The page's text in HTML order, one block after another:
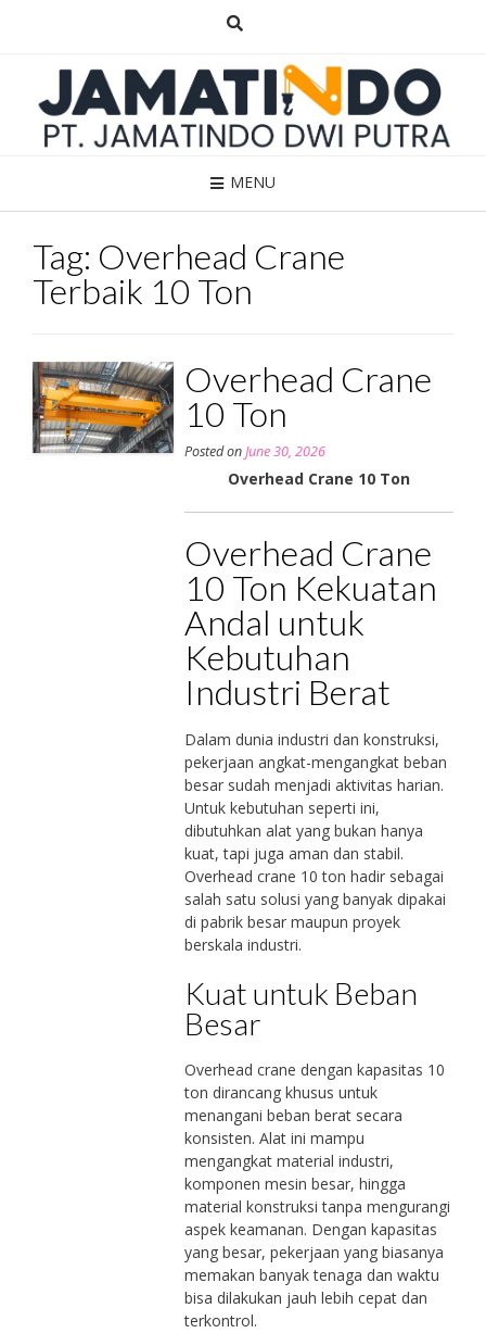
MENU
Tag: Overhead Crane
Terbaik 10 Ton
Overhead Crane
10 Ton
Posted onJune 30, 2026
Overhead Crane 10 Ton
Overhead Crane
10 Ton Kekuatan
Andal untuk
Kebutuhan
Industri Berat
Dalam dunia industri dan konstruksi,
pekerjaan angkat-mengangkat beban
besar sudah menjadi aktivitas harian.
Untuk kebutuhan seperti ini,
dibutuhkan alat yang bukan hanya
kuat, tapi juga aman dan stabil.
Overhead crane 10 ton hadir sebagai
salah satu solusi yang banyak dipakai
di pabrik besar maupun proyek
berskala industri.
Kuat untuk Beban
Besar
Overhead crane dengan kapasitas 10
ton dirancang khusus untuk
menangani beban berat secara
konsisten. Alat ini mampu
mengangkat material industri,
komponen mesin besar, hingga
material konstruksi tanpa mengurangi
aspek keamanan. Dengan kapasitas
yang besar, pekerjaan yang biasanya
memakan banyak tenaga dan waktu
bisa dilakukan jauh lebih cepat dan
terkontrol.